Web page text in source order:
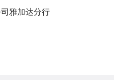
雅加达分行